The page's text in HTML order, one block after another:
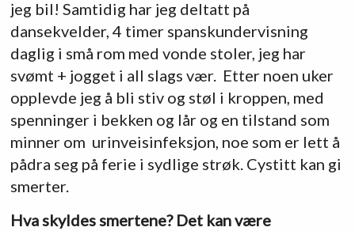
jeg bil! Samtidig har jeg deltatt på
dansekvelder, 4 timer spanskundervisning
daglig i små rom med vonde stoler, jeg har
svømt + jogget i all slags vær. Etter noen uker
opplevde jeg å bli stiv og støl i kroppen, med
spenninger i bekken og lår og en tilstand som
minner om urinveisinfeksjon, noe som er lett å
pådra seg på ferie i sydlige strøk. Cystitt kan gi
smerter.
Hva skyldes smertene? Det kan være